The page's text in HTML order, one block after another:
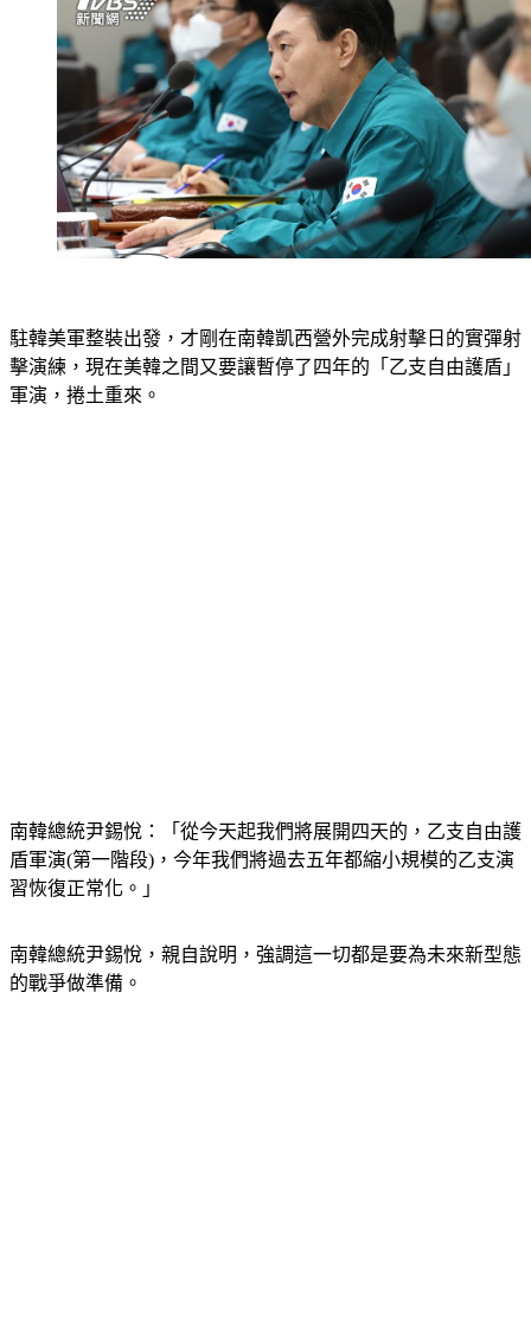
擊演練，現在美韓之間又要讓暫停了四年的「乙支自由護盾」
軍演，捲土重來。
盾軍演(第一階段)，今年我們將過去五年都縮小規模的乙支演
習恢復正常化。」
的戰爭做準備。